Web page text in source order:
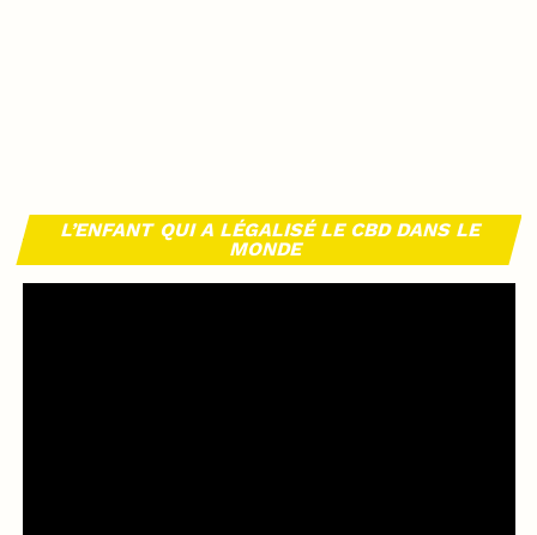
L’ENFANT QUI A LÉGALISÉ LE CBD DANS LE
MONDE